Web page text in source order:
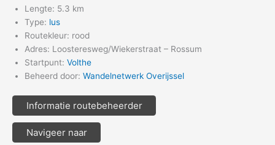
Lengte: 5.3 km
Type: lus
Routekleur: rood
Adres: Loosteresweg/Wiekerstraat – Rossum
Startpunt: Volthe
Beheerd door: Wandelnetwerk Overijssel
Informatie routebeheerder
Navigeer naar